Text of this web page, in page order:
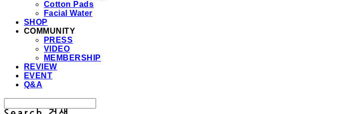
Cotton Pads
Facial Water
SHOP
COMMUNITY
PRESS
VIDEO
MEMBERSHIP
REVIEW
EVENT
Q&A